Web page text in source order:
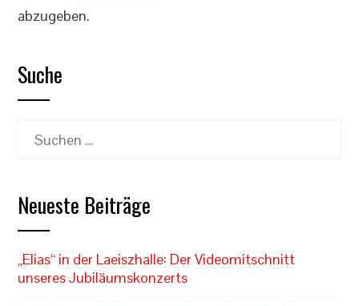
abzugeben.
Suche
Suchen
Neueste Beiträge
„Elias“ in der Laeiszhalle: Der Videomitschnitt
unseres Jubiläumskonzerts